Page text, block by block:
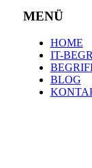
MENÜ
HOME
IT-
BLOG